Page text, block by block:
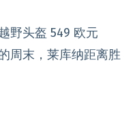
野头盔 549 欧元
周末，莱库纳距离胜